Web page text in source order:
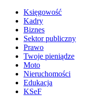
Księgowość
Kadry
Biznes
Sektor publiczny
Prawo
Twoje pieniądze
Moto
Nieruchomości
Edukacja
KSeF